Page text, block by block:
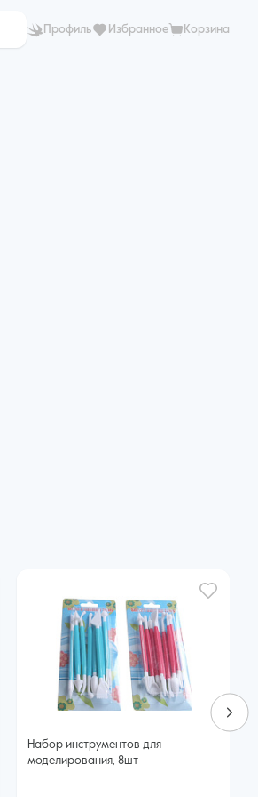
Профиль Избранное Корзина
Набор инструментов для
моделирования, 8шт